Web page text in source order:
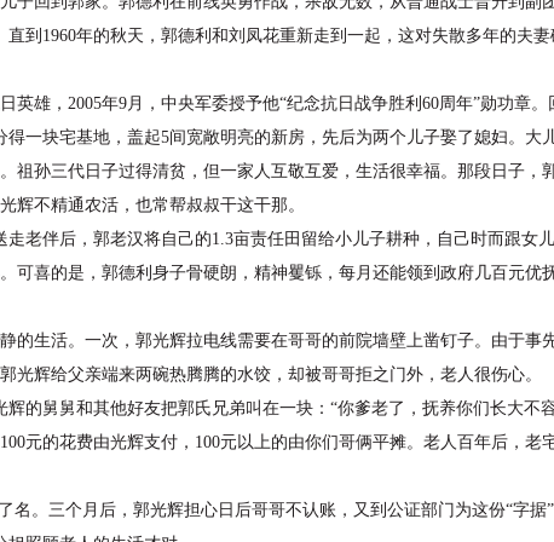
到1960年的秋天，郭德利和刘凤花重新走到一起，这对失散多年的夫
雄，2005年9月，中央军委授予他“纪念抗日战争胜利60周年”勋功章。
一块宅基地，盖起5间宽敞明亮的新房，先后为两个儿子娶了媳妇。大
祖孙三代日子过得清贫，但一家人互敬互爱，生活很幸福。那段日子，
辉不精通农活，也常帮叔叔干这干那。
伴后，郭老汉将自己的1.3亩责任田留给小儿子耕种，自己时而跟女
可喜的是，郭德利身子骨硬朗，精神矍铄，每月还能领到政府几百元优
生活。一次，郭光辉拉电线需要在哥哥的前院墙壁上凿钉子。由于事
光辉给父亲端来两碗热腾腾的水饺，却被哥哥拒之门外，老人很伤心。
的舅舅和其他好友把郭氏兄弟叫在一块：“你爹老了，抚养你们长大
元的花费由光辉支付，100元以上的由你们哥俩平摊。老人百年后，老
。三个月后，郭光辉担心日后哥哥不认账，又到公证部门为这份“字据